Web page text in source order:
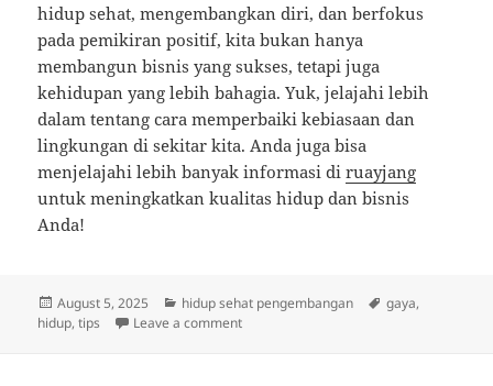
hidup sehat, mengembangkan diri, dan berfokus
pada pemikiran positif, kita bukan hanya
membangun bisnis yang sukses, tetapi juga
kehidupan yang lebih bahagia. Yuk, jelajahi lebih
dalam tentang cara memperbaiki kebiasaan dan
lingkungan di sekitar kita. Anda juga bisa
menjelajahi lebih banyak informasi diruayjang
untuk meningkatkan kualitas hidup dan bisnis
Anda!
Posted
on
August 5, 2025 Categories
hidup sehat pengembangan Tags
gaya,
hidup,tips Leave a commenton Hidup Sehat dan Bahagia: Kunci